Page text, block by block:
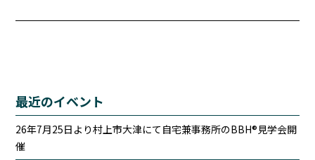
最近のイベント
26年7月25日より村上市大津にて自宅兼事務所のBBH®見学会開
催